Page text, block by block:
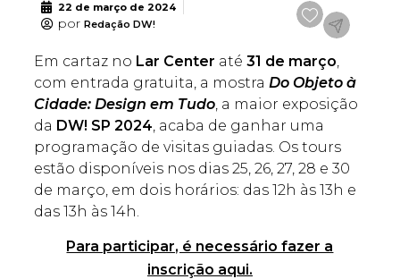
22 de março de 2024
por Redação DW!
Em cartaz no Lar Center até31 de março,
com entrada gratuita, a mostraDo Objeto à
Cidade: Design em Tudo, a maior exposição
da DW! SP 2024, acaba de ganhar uma
programação de visitas guiadas. Os tours
estão disponíveis nos dias 25, 26, 27, 28 e 30
de março, em dois horários: das 12h às 13h e
das 13h às 14h.
Para participar, é necessário fazer a
inscrição aqui.